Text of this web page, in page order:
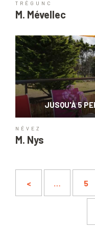
TRÉGUNC
M. Mévellec
JUSQU'À 5
NÉVEZ
M. Nys
< … 5